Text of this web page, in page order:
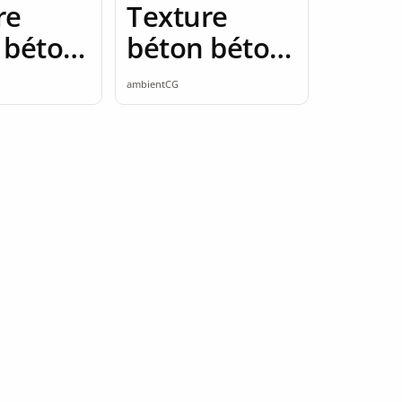
Texture
béton béton
brut 2K
seamless
ambientCG